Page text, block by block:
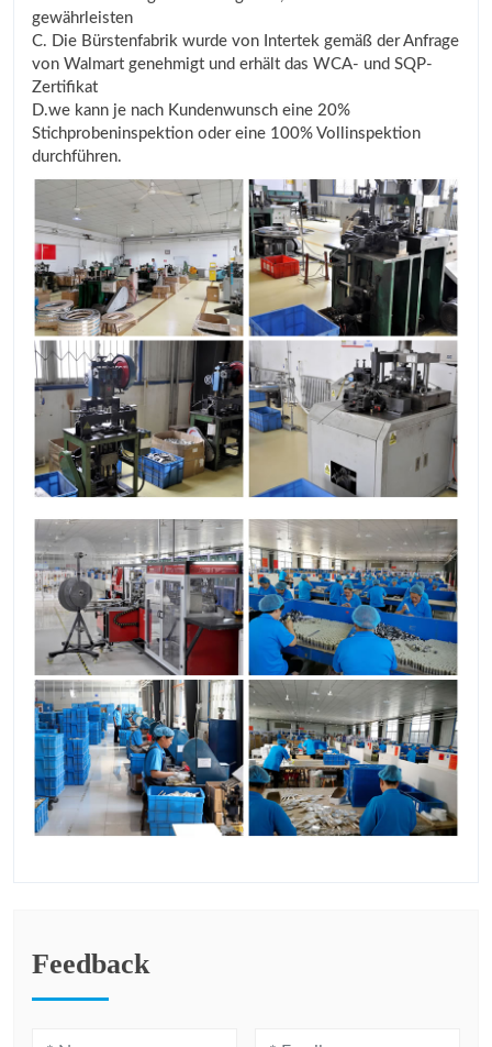
gewährleisten
C. Die Bürstenfabrik wurde von Intertek gemäß der Anfrage
von Walmart genehmigt und erhält das WCA- und SQP-
Zertifikat
D.we kann je nach Kundenwunsch eine 20%
Stichprobeninspektion oder eine 100% Vollinspektion
durchführen.
Feedback